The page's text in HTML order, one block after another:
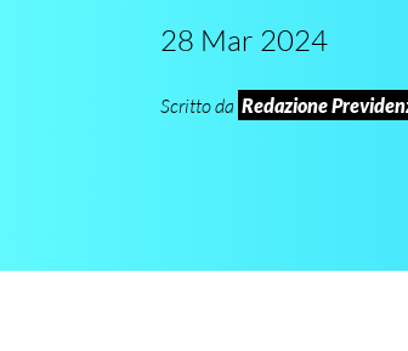
28 Mar 2024
Scritto da Redazione